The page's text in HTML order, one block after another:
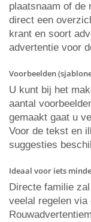
plaatsnaam of de
direct een
krant en soort
advertentie voor
Voorbeelden
U kunt bij het
aantal
gemaakt gaat u
Voor de tekst en
suggesties
Ideaal voor iets
Directe familie
veelal regelen